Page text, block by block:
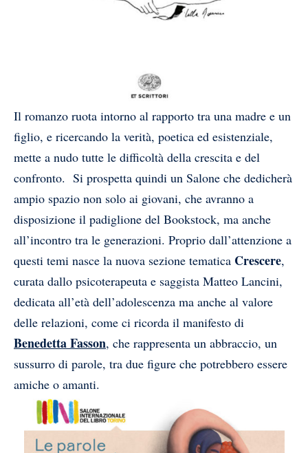
Il romanzo ruota intorno al rapporto tra una madre e un
figlio, e ricercando la verità, poetica ed esistenziale,
mette a nudo tutte le difficoltà della crescita e del
confronto. Si prospetta quindi un Salone che dedicherà
ampio spazio non solo ai giovani, che avranno a
disposizione il padiglione del Bookstock, ma anche
all’incontro tra le generazioni. Proprio dall’attenzione a
questi temi nasce la nuova sezione tematica Crescere,
curata dallo psicoterapeuta e saggista Matteo Lancini,
dedicata all’età dell’adolescenza ma anche al valore
delle relazioni, come ci ricorda il manifesto di
Benedetta Fasson, che rappresenta un abbraccio, un
sussurro di parole, tra due figure che potrebbero essere
amiche o amanti.